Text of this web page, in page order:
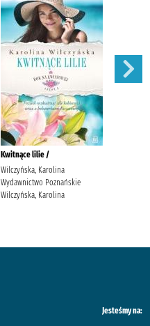
Kwitnące lilie /
Wilczyńska, Karolina
Wydawnictwo Poznańskie
Wilczyńska, Karolina
Jesteśmy na: